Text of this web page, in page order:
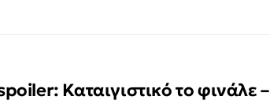
Καταιγιστικό το φινάλε –